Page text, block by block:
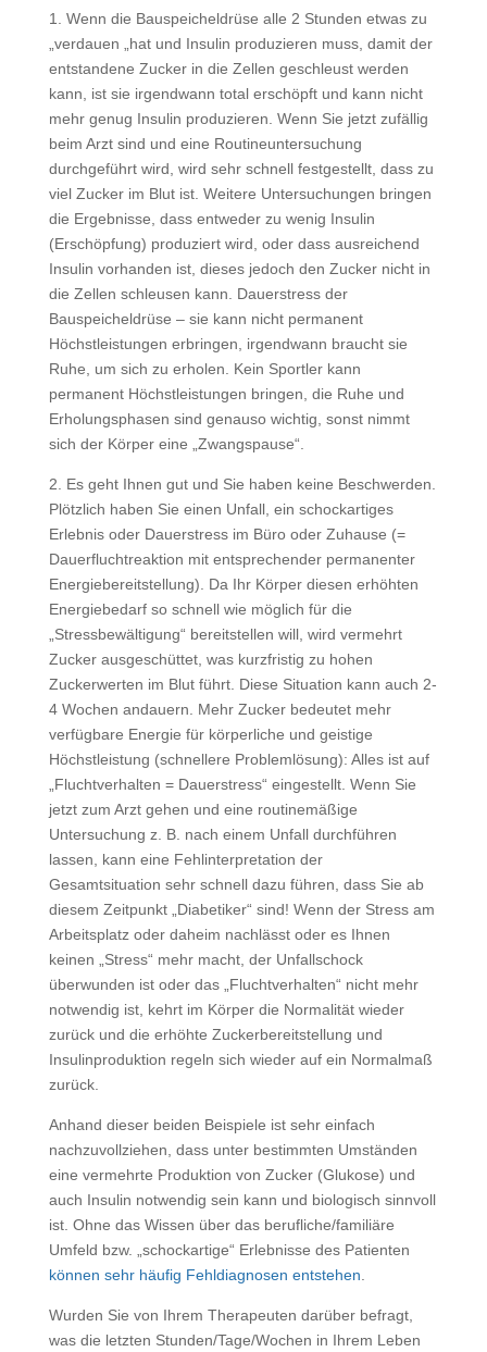
1. Wenn die Bauspeicheldrüse alle 2 Stunden etwas zu
„verdauen „hat und Insulin produzieren muss, damit der
entstandene Zucker in die Zellen geschleust werden
kann, ist sie irgendwann total erschöpft und kann nicht
mehr genug Insulin produzieren. Wenn Sie jetzt zufällig
beim Arzt sind und eine Routineuntersuchung
durchgeführt wird, wird sehr schnell festgestellt, dass zu
viel Zucker im Blut ist. Weitere Untersuchungen bringen
die Ergebnisse, dass entweder zu wenig Insulin
(Erschöpfung) produziert wird, oder dass ausreichend
Insulin vorhanden ist, dieses jedoch den Zucker nicht in
die Zellen schleusen kann. Dauerstress der
Bauspeicheldrüse – sie kann nicht permanent
Höchstleistungen erbringen, irgendwann braucht sie
Ruhe, um sich zu erholen. Kein Sportler kann
permanent Höchstleistungen bringen, die Ruhe und
Erholungsphasen sind genauso wichtig, sonst nimmt
sich der Körper eine „Zwangspause“.
2. Es geht Ihnen gut und Sie haben keine Beschwerden.
Plötzlich haben Sie einen Unfall, ein schockartiges
Erlebnis oder Dauerstress im Büro oder Zuhause (=
Dauerfluchtreaktion mit entsprechender permanenter
Energiebereitstellung). Da Ihr Körper diesen erhöhten
Energiebedarf so schnell wie möglich für die
„Stressbewältigung“ bereitstellen will, wird vermehrt
Zucker ausgeschüttet, was kurzfristig zu hohen
Zuckerwerten im Blut führt. Diese Situation kann auch 2-
4 Wochen andauern. Mehr Zucker bedeutet mehr
verfügbare Energie für körperliche und geistige
Höchstleistung (schnellere Problemlösung): Alles ist auf
„Fluchtverhalten = Dauerstress“ eingestellt. Wenn Sie
jetzt zum Arzt gehen und eine routinemäßige
Untersuchung z. B. nach einem Unfall durchführen
lassen, kann eine Fehlinterpretation der
Gesamtsituation sehr schnell dazu führen, dass Sie ab
diesem Zeitpunkt „Diabetiker“ sind! Wenn der Stress am
Arbeitsplatz oder daheim nachlässt oder es Ihnen
keinen „Stress“ mehr macht, der Unfallschock
überwunden ist oder das „Fluchtverhalten“ nicht mehr
notwendig ist, kehrt im Körper die Normalität wieder
zurück und die erhöhte Zuckerbereitstellung und
Insulinproduktion regeln sich wieder auf ein Normalmaß
zurück.
Anhand dieser beiden Beispiele ist sehr einfach
nachzuvollziehen, dass unter bestimmten Umständen
eine vermehrte Produktion von Zucker (Glukose) und
auch Insulin notwendig sein kann und biologisch sinnvoll
ist. Ohne das Wissen über das berufliche/familiäre
Umfeld bzw. „schockartige“ Erlebnisse des Patienten
können sehr häufig Fehldiagnosen entstehen.
Wurden Sie von Ihrem Therapeuten darüber befragt,
was die letzten Stunden/Tage/Wochen in Ihrem Leben